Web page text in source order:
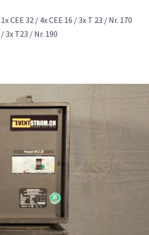
32 / 4x CEE 16 / 3x T 23 / Nr. 170
3x T23 / Nr. 190